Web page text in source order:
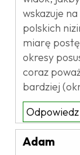
wskazuje
polskich
miarę
okresy
coraz
bardziej
Odpowiedz
Adam